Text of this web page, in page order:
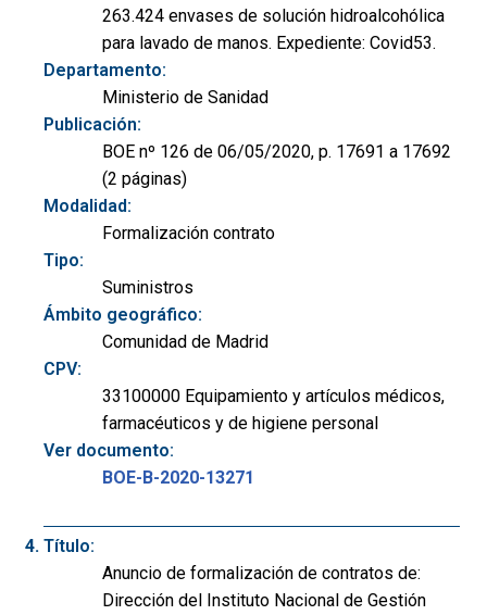
263.424 envases de solución hidroalcohólica
para lavado de manos. Expediente: Covid53.
Departamento:
Ministerio de Sanidad
Publicación:
BOE nº 126 de 06/05/2020, p. 17691 a 17692
(2 páginas)
Modalidad:
Formalización contrato
Tipo:
Suministros
Ámbito geográfico:
Comunidad de Madrid
CPV:
33100000 Equipamiento y artículos médicos,
farmacéuticos y de higiene personal
Ver documento:
BOE-B-2020-13271
Título:
Anuncio de formalización de contratos de:
Dirección del Instituto Nacional de Gestión